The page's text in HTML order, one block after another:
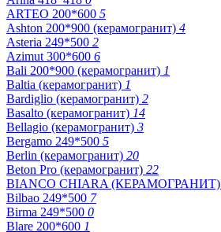
ARTEO 200*600 5
Ashton 200*900 (керамогранит) 4
Asteria 249*500 2
Azimut 300*600 6
Bali 200*900 (керамогранит) 1
Baltia (керамогранит) 1
Bardiglio (керамогранит) 2
Basalto (керамогранит) 14
Bellagio (керамогранит) 3
Bergamo 249*500 5
Berlin (керамогранит) 20
Beton Pro (керамогранит) 22
BIANCO CHIARA (КЕРАМОГРАНИТ)
Bilbao 249*500 7
Birma 249*500 0
Blare 200*600 1